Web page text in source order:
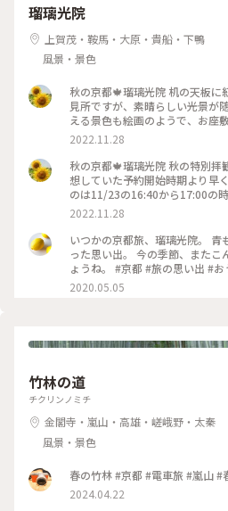
瑠璃光院
上賀茂・鞍馬・大原・貴船・下鴨
風景・景色
秋の京都🍁瑠璃光院 机の天板に
見所ですが、素晴らしい光景が
える景色も絵画のようで、お座
プされてさらに雅です✨ 拝観が
ると、こちらも美しくライトア
2022.11.23 #秋いろとりどり #Myことりっぷ #瑠璃光院 #紅葉
狩り #紅葉 #京都
2022.11.28
秋の京都🍁瑠璃光院 秋の特別拝
想していた予約開始時期より早
のは11/23の16:40から17:00の
うかしら。昼でもなく夜でもな
うと不安でしたが、薄暗くなっ
予想していた以上の素晴らしい
緑の頃とはまた違って雅な世界
のいく写真を撮ったら後ろに並
を額縁に見立てて遠目から写真
ったり。 最初、夫は「春にも行
2022.11.28
いつかの京都旅、瑠璃光院。
った思い出。 今の季節、またこ
ょうね。 #京都 #旅の思い出 #
2020.05.05
竹林の道
チクリンノミチ
金閣寺・嵐山・高雄・嵯峨野・太秦
風景・景色
2024.04.22